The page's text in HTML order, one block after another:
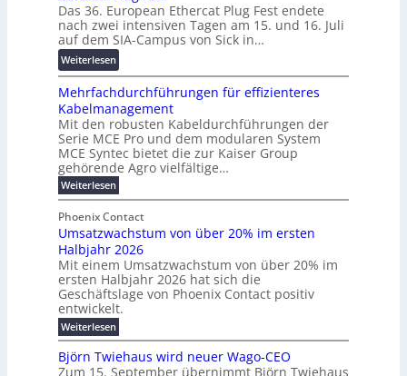
r
e
n
z
u
n
g
s
f
r
d
e
r
u
n
g
b
r
a
u
c
h
t
m
e
h
w
i
r
d
z
u
m
E
n
e
r
g
u
f
ü
r
m
o
d
t
e
r
e
n
t
w
i
c
k
e
l
e
N
H
-
S
i
c
h
e
r
Das 36. European Ethercat Plug Fest endete
nach zwei intensiven Tagen am 15. und 16. Juli
auf dem SIA-Campus von Sick in…
Weiterlesen:
R
e
k
o
r
d
b
e
e
i
l
i
g
u
n
g
b
e
Mehrfachdurchführungen für effizienteres
Kabelmanagement
Mit den robusten Kabeldurchführungen der
Serie MCE Pro und dem modularen System
MCE Syntec bietet die zur Kaiser Group
gehörende Agro vielfältige…
Weiterlesen:
M
h
r
f
a
c
h
d
u
r
c
f
Phoenix Contact
Umsatzwachstum von über 20% im ersten
Halbjahr 2026
Mit einem Umsatzwachstum von über 20% im
ersten Halbjahr 2026 hat sich die
Geschäftslage von Phoenix Contact positiv
entwickelt.
Weiterlesen:
U
m
s
Björn Twiehaus wird neuer Wago-CEO
Zum 15. September übernimmt Björn Twiehaus